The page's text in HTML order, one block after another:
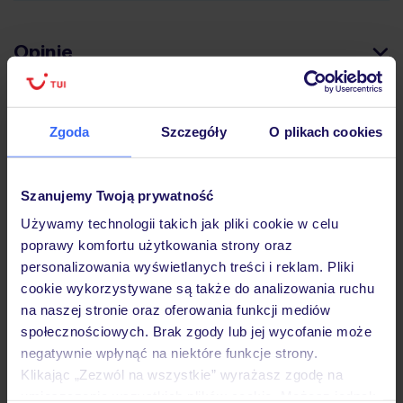
Zgoda Szczegóły O plikach cookies
Szanujemy Twoją prywatność
Używamy technologii takich jak pliki cookie w celu
poprawy komfortu użytkowania strony oraz
personalizowania wyświetlanych treści i reklam. Pliki
cookie wykorzystywane są także do analizowania ruchu
na naszej stronie oraz oferowania funkcji mediów
społecznościowych. Brak zgody lub jej wycofanie może
negatywnie wpłynąć na niektóre funkcje strony.
Klikając „Zezwól na wszystkie” wyrażasz zgodę na
Opinie
Ważne informacje
Często zadawane pytania
Jak zmienić uczestników/osobę zgłaszającą?
Czy w Hotelu będzie przedstawiciel TUI?
Na jakiej podstawie i gdzie otrzymam karty
pokładowe/bilety lotnicze?
Zobacz więcej